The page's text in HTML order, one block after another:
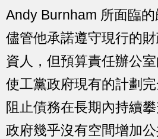
Andy Burnham 所面臨的
儘管他承諾遵守現行的
資人，但預算責任辦公
使工黨政府現有的計劃
阻止債務在長期內持續
政府幾乎沒有空間增加公